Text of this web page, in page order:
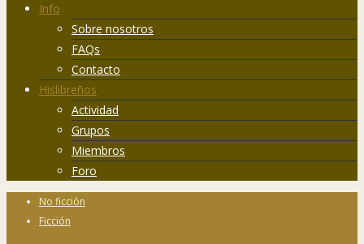
Info
Sobre nosotros
FAQs
Contacto
Hislibreños
Actividad
Grupos
Miembros
Foro
No ficción
Ficción